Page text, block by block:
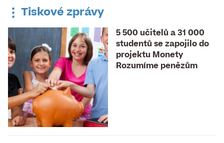
Tiskové zprávy
5 500 učitelů a 31 000
studentů se zapojilo do
projektu Monety
Rozumíme penězům